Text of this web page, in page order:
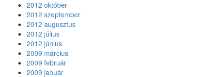
2012 október
2012 szeptember
2012 augusztus
2012 július
2012 június
2009 március
2009 február
2009 január